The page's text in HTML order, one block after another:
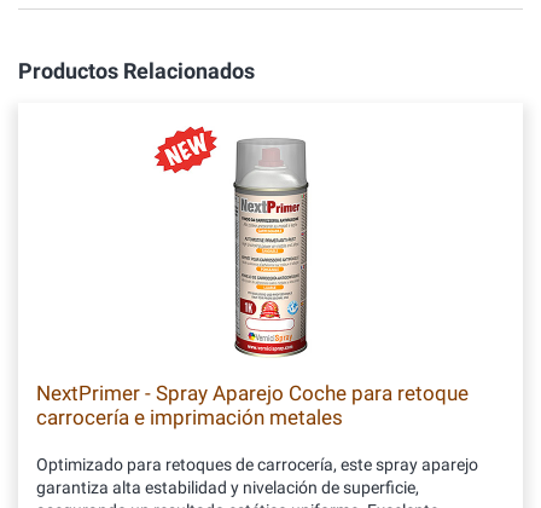
Productos Relacionados
NextPrimer - Spray Aparejo Coche para retoque
carrocería e imprimación metales
Optimizado para retoques de carrocería, este spray aparejo
garantiza alta estabilidad y nivelación de superficie,